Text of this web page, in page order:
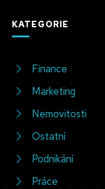
KATEGORIE
Finance
Marketing
Nemovitosti
Ostatní
Podnikání
Práce